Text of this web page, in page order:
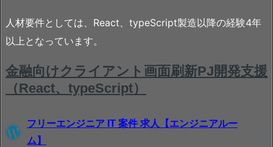
人材要件としては、React、typeScript製造以降の経験4年
以上となっています。